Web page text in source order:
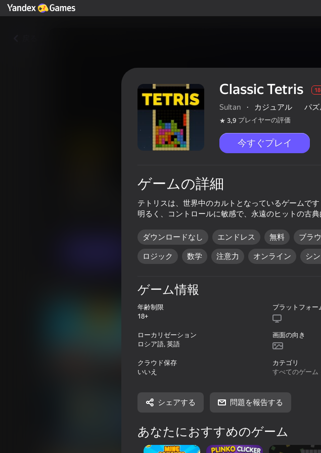
プレイヤーの評価 18+
パズル Sultan
57 56
Wordix
54
Classic Tetris
Sultan · カジュアル パズ
3,9 プレイヤーの評価
今すぐプレイ
ゲームの詳細
テトリスは、世界中のカルトとなっているゲームです
明るく、コントロールに敏感で、永遠のヒットの古典
ダウンロードなし エンドレス 無料 ブラ
ロジック 数学 注意力 オンライン シ
ゲーム情報
年齢制限
18+
プラットフォー
ローカリゼーション
ロシア語, 英語
画面の向き
クラウド保存
いいえ
カテゴリ
すべてのゲーム
シェアする 問題を報告する
あなたにおすすめのゲーム